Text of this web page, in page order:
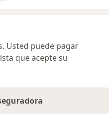
Usted puede pagar
que acepte su